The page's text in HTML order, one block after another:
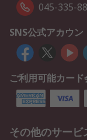
045-335-
SNS公式アカウン
ご利用可能カード
その他のサービ